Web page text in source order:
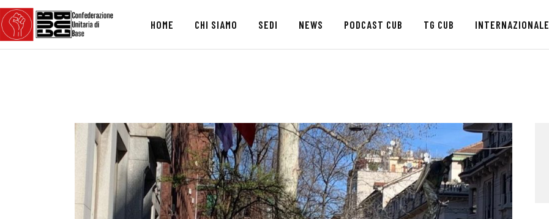
HOME CHI SIAMO SEDI NEWS PODCAST CUB TG CUB INTERNAZIONALE
HOME
CHI SIAMO
NEWS
PODCAST CUB
TG CUB